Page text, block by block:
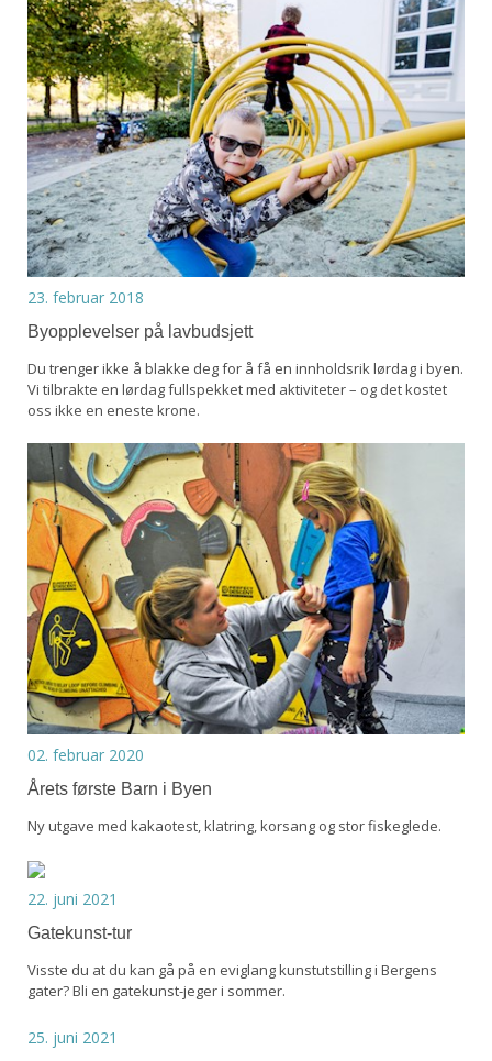
23. februar 2018
Byopplevelser på lavbudsjett
Du trenger ikke å blakke deg for å få en innholdsrik lørdag i byen.
Vi tilbrakte en lørdag fullspekket med aktiviteter – og det kostet
oss ikke en eneste krone.
02. februar 2020
Årets første Barn i Byen
Ny utgave med kakaotest, klatring, korsang og stor fiskeglede.
22. juni 2021
Gatekunst-tur
Visste du at du kan gå på en eviglang kunstutstilling i Bergens
gater? Bli en gatekunst-jeger i sommer.
25. juni 2021